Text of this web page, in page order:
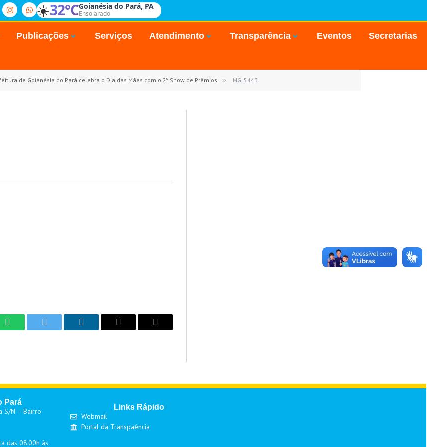
☀️32°CGoianésia do Pará, PA
Ensolarado
Publicações Serviços Atendimento Transparência Eventos Secretarias
de Goianésia do Pará celebra o Dia das Mães com o 2º Show de Prêmios » IMG_5443
WhatsAppTwitter LinkedIn Email
Copy
Pará
S/N – Bairro
das 08:00h às
Links Rápido
Webmail
Portal da Transpaência